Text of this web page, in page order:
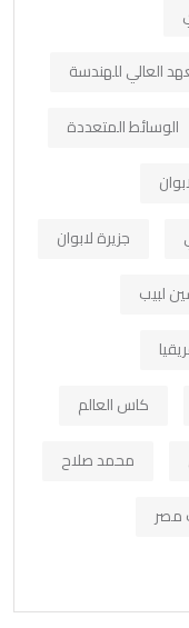
العالي للهندسة
الوسائط المتعددة
جزيرة لابوان
لبيب
كاس العالم
محمد صلاح
مصر